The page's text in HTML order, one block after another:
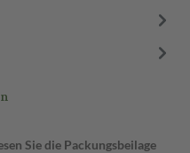
Sie die Packungsbeilage